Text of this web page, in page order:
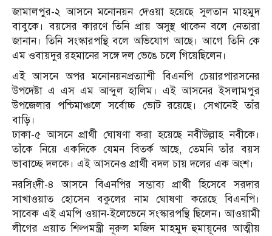
জামালপুর-২ আসনে মনোনয়ন দেওয়া হয়েছে সুলতান মাহমুদ
বাবুকে। বয়সের কারণে তিনি প্রায় অসুস্থ থাকেন বলে নেতারা
জানান। তিনি সংস্কারপন্থি বলে অভিযোগ আছে। আগে তিনি কে
এম ওবায়দুর রহমানের সঙ্গে দল ভেঙে চলে গিয়েছিলেন।
এই আসনে অপর মনোনয়নপ্রত্যাশী বিএনপি চেয়ারপারসনের
উপদেষ্টা এ এস এম আব্দুল হালিম। এই আসনের ইসলামপুর
উপজেলার পশ্চিমাঞ্চলে সর্বোচ্চ ভোট রয়েছে। সেখানেই তাঁর
বাড়ি।
ঢাকা-৫ আসনে প্রার্থী ঘোষণা করা হয়েছে নবীউল্লাহ নবীকে।
তাঁকে নিয়ে একদিকে যেমন বিতর্ক আছে, তেমনি তাঁর বয়স
ভাবাচ্ছে দলকে। এই আসনেও প্রার্থী বদল চায় দলের এক অংশ।
নরসিংদী-৪ আসনে বিএনপির সম্ভাব্য প্রার্থী হিসেবে সরদার
সাখাওয়াত হোসেন বকুলের নাম ঘোষণা করেছে বিএনপি।
সাবেক এই এমপি ওয়ান-ইলেভেনে সংস্কারপন্থি ছিলেন। আওয়ামী
লীগের প্রয়াত শিল্পমন্ত্রী নূরুল মজিদ মাহমুদ হুমায়ূনের আত্মীয়